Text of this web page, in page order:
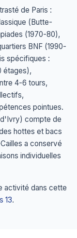
de Paris :
(Butte-
(1970-80),
BNF (1990-
spécifiques :
étages),
4-6 tours,
pointues.
compte de
hottes et bacs
a conservé
individuelles
activité dans cette
13.